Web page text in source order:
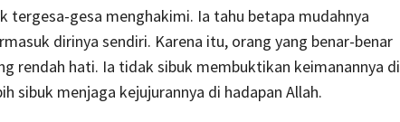
tergesa-gesa menghakimi. Ia tahu betapa mudahnya
dirinya sendiri. Karena itu, orang yang benar-benar
rendah hati. Ia tidak sibuk membuktikan keimanannya di
sibuk menjaga kejujurannya di hadapan Allah.